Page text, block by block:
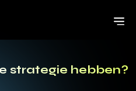
strategie hebben?